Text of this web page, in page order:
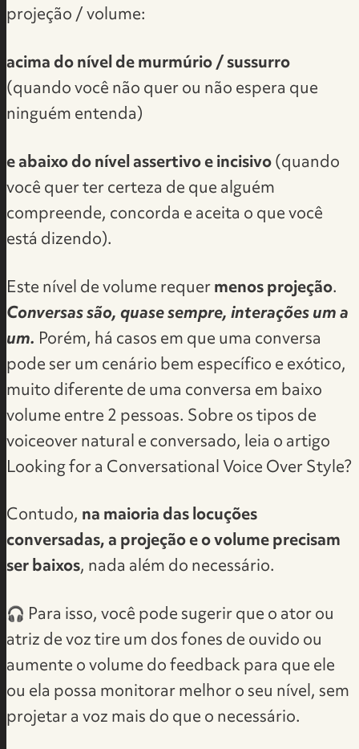
projeção / volume:
acima do nível de murmúrio / sussurro
(quando você não quer ou não espera que
ninguém entenda)
e abaixo do nível assertivo e incisivo(quando
você quer ter certeza de que alguém
compreende, concorda e aceita o que você
está dizendo).
Este nível de volume requermenos projeção.
Conversas são, quase sempre, interações um a
um. Porém, há casos em que uma conversa
pode ser um cenário bem específico e exótico,
muito diferente de uma conversa em baixo
volume entre 2 pessoas. Sobre os tipos de
voiceover natural e conversado, leia o artigo
Looking for a Conversational Voice Over Style?
Contudo,na maioria das locuções
conversadas, a projeção e o volume precisam
ser baixos, nada além do necessário.
🎧 ​Para isso, você pode sugerir que o ator ou
atriz de voz tire um dos fones de ouvido ou
aumente o volume do feedback para que ele
ou ela possa monitorar melhor o seu nível, sem
projetar a voz mais do que o necessário.